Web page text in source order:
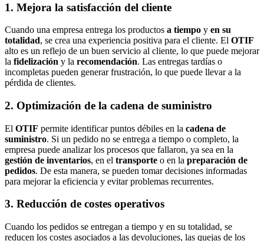
1. Mejora la satisfacción del cliente
Cuando una empresa entrega los productos a tiempo y en su
totalidad, se crea una experiencia positiva para el cliente. El OTIF
alto es un reflejo de un buen servicio al cliente, lo que puede mejorar
la fidelización y la recomendación. Las entregas tardías o
incompletas pueden generar frustración, lo que puede llevar a la
pérdida de clientes.
2. Optimización de la cadena de suministro
El OTIF permite identificar puntos débiles en la cadena de
suministro. Si un pedido no se entrega a tiempo o completo, la
empresa puede analizar los procesos que fallaron, ya sea en la
gestión de inventarios, en el transporte o en la preparación de
pedidos. De esta manera, se pueden tomar decisiones informadas
para mejorar la eficiencia y evitar problemas recurrentes.
3. Reducción de costes operativos
Cuando los pedidos se entregan a tiempo y en su totalidad, se
reducen los costes asociados a las devoluciones, las quejas de los